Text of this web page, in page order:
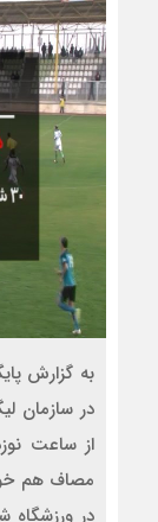
به گزارش
در ورزشگاه